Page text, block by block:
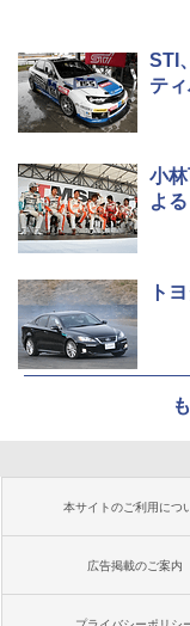
STI
テ
小
よ
ト
本サイトのご利用につ
広告掲載のご案内